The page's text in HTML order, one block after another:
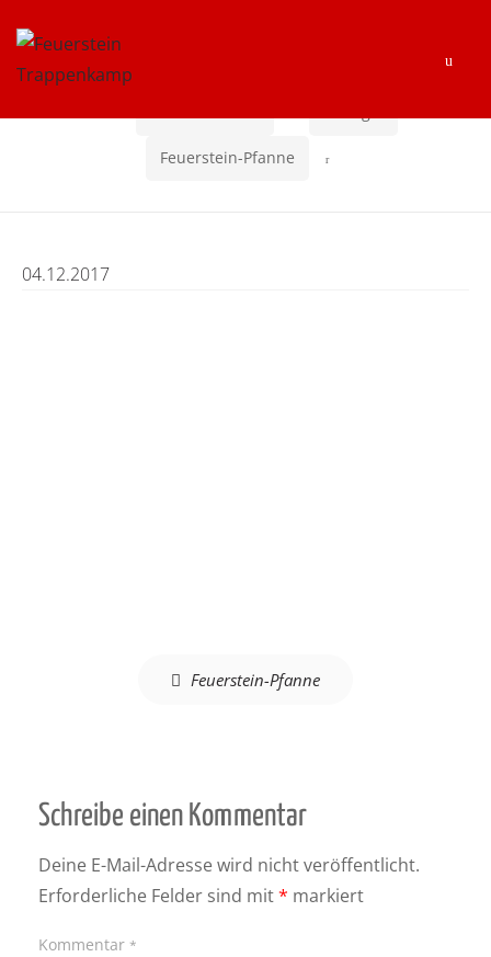
Skip
to
Skip
to
Feuerstein-Pfanne
04.12.2017
Beitragsnavigation Feuerstein-Pfanne
Schreibe einen Kommentar
Deine E-Mail-Adresse wird nicht veröffentlicht.
Erforderliche Felder sind mit* markiert
Kommentar *